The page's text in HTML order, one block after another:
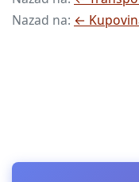
Nazad na: ←